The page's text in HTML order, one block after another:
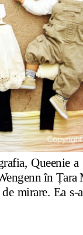
Queenie
în
mirare. Ea